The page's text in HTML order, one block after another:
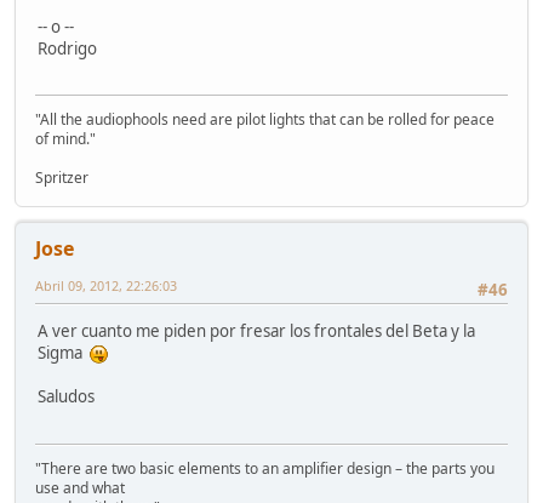
-- o --
Rodrigo
"All the audiophools need are pilot lights that can be rolled for peace
of mind."
Spritzer
Jose
#46
Abril 09, 2012, 22:26:03
A ver cuanto me piden por fresar los frontales del Beta y la
Sigma
Saludos
"There are two basic elements to an amplifier design – the parts you
use and what